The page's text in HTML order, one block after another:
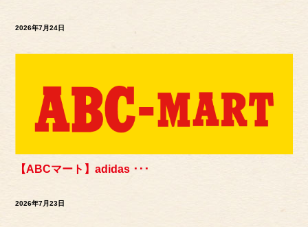
2026年7月24日
【ABCマート】adidas ･･･
2026年7月23日